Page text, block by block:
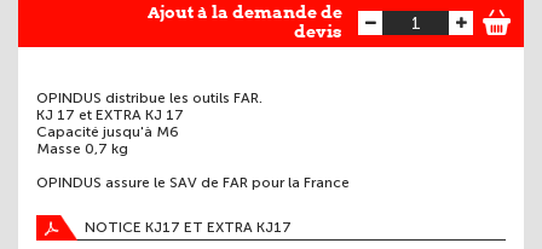
Ajout à la demande de
devis
OPINDUS distribue les outils FAR.
KJ 17 et EXTRA KJ 17
Capacité jusqu'à M6
Masse 0,7 kg
OPINDUS assure le SAV de FAR pour la France
NOTICE KJ17 ET EXTRA KJ17